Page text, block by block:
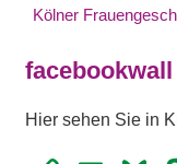
Kölner
facebookwall
Hier sehen Sie in